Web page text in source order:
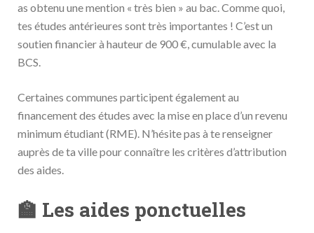
as obtenu une mention « très bien » au bac. Comme quoi,
tes études antérieures sont très importantes ! C’est un
soutien financier à hauteur de 900 €, cumulable avec la
BCS.
Certaines communes participent également au
financement des études avec la mise en place d’un revenu
minimum étudiant (RME). N’hésite pas à te renseigner
auprès de ta ville pour connaître les critères d’attribution
des aides.
🏫 Les aides ponctuelles